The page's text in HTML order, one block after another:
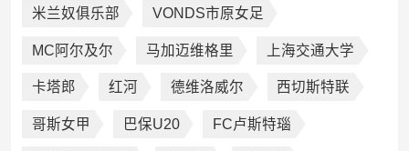
米兰奴俱乐部 VONDS市原女足
MC阿尔及尔 马加迈维格里 上海交通大学
卡塔郎 红河 德维洛威尔 西切斯特联
哥斯女甲 巴保U20 FC卢斯特瑙